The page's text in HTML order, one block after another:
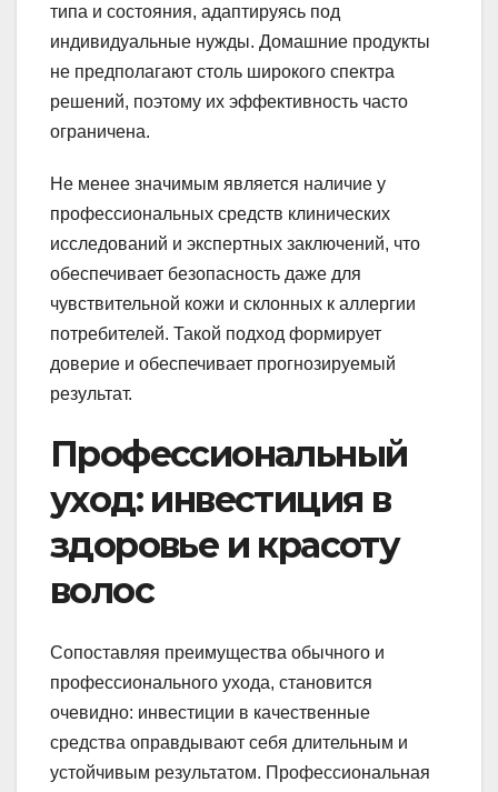
типа и состояния, адаптируясь под
индивидуальные нужды. Домашние продукты
не предполагают столь широкого спектра
решений, поэтому их эффективность часто
ограничена.
Не менее значимым является наличие у
профессиональных средств клинических
исследований и экспертных заключений, что
обеспечивает безопасность даже для
чувствительной кожи и склонных к аллергии
потребителей. Такой подход формирует
доверие и обеспечивает прогнозируемый
результат.
Профессиональный
уход: инвестиция в
здоровье и красоту
волос
Сопоставляя преимущества обычного и
профессионального ухода, становится
очевидно: инвестиции в качественные
средства оправдывают себя длительным и
устойчивым результатом. Профессиональная